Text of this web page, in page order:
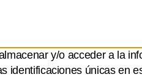
y/o acceder a la
únicas en